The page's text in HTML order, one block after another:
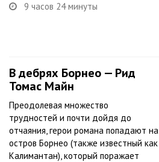
9 часов 24 минуты
В дебрях Борнео — Рид
Томас Майн
Преодолевая множество
трудностей и почти дойдя до
отчаяния, герои романа попадают на
остров Борнео (также известный как
Калимантан), который поражает